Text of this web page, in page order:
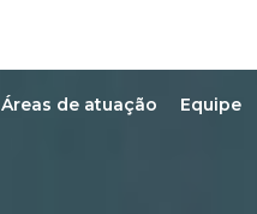
Áreas de atuação Equipe